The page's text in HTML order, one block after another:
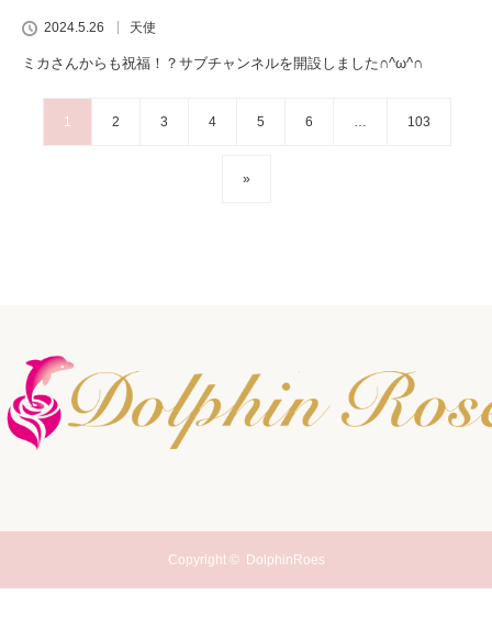
2024.5.26 天使
ミカさんからも祝福！？サブチャンネルを開設しました∩^ω^∩
1 2 3 4 5 6 … 103
»
Copyright © DolphinRoes